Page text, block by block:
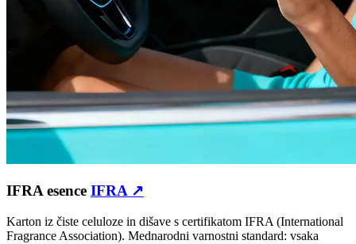
IFRA esence IFRA ↗
Karton iz čiste celuloze in dišave s certifikatom IFRA (International
Fragrance Association). Mednarodni varnostni standard: vsaka